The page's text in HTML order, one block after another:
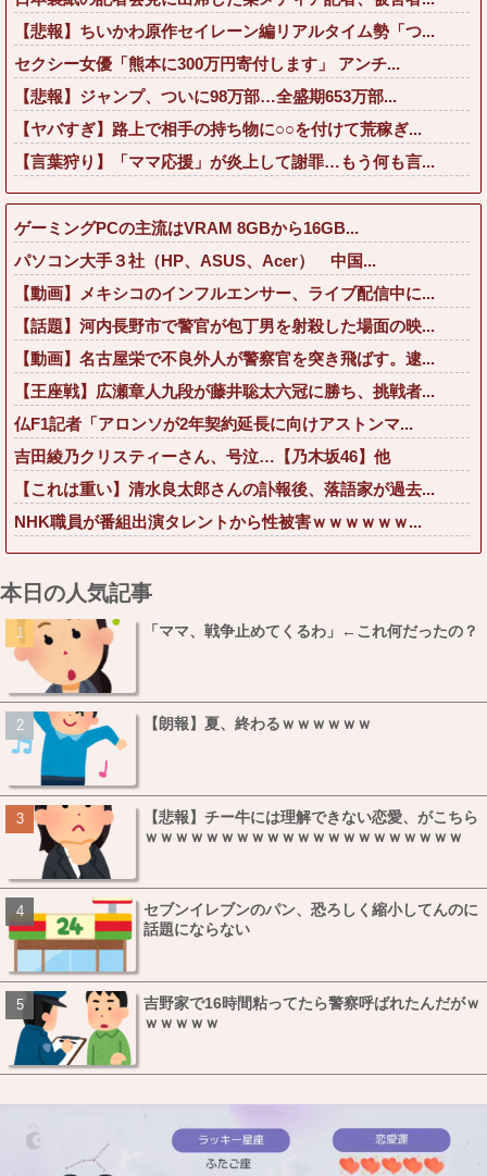
【悲報】ちいかわ原作セイレーン編リアルタイム勢「つ...
セクシー女優「熊本に300万円寄付します」 アンチ...
【悲報】ジャンプ、ついに98万部…全盛期653万部...
【ヤバすぎ】路上で相手の持ち物に○○を付けて荒稼ぎ...
【言葉狩り】「ママ応援」が炎上して謝罪…もう何も言...
ゲーミングPCの主流はVRAM 8GBから16GB...
パソコン大手３社（HP、ASUS、Acer） 中国...
【動画】メキシコのインフルエンサー、ライブ配信中に...
【話題】河内長野市で警官が包丁男を射殺した場面の映...
【動画】名古屋栄で不良外人が警察官を突き飛ばす。逮...
【王座戦】広瀬章人九段が藤井聡太六冠に勝ち、挑戦者...
仏F1記者「アロンソが2年契約延長に向けアストンマ...
吉田綾乃クリスティーさん、号泣…【乃木坂46】他
【これは重い】清水良太郎さんの訃報後、落語家が過去...
NHK職員が番組出演タレントから性被害ｗｗｗｗｗｗ...
本日の人気記事
「ママ、戦争止めてくるわ」←これ何だったの？
【朗報】夏、終わるｗｗｗｗｗｗ
【悲報】チー牛には理解できない恋愛、がこちら
ｗｗｗｗｗｗｗｗｗｗｗｗｗｗｗｗｗｗｗｗｗ
セブンイレブンのパン、恐ろしく縮小してんのに
話題にならない
吉野家で16時間粘ってたら警察呼ばれたんだがｗ
ｗｗｗｗｗ